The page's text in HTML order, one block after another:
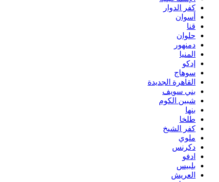
كفر الدوار
أسوان
قنا
حلوان
دمنهور
المنيا
إدكو
سوهاج
القاهرة الجديدة
بني سويف
شبين الكوم
بنها
طلخا
كفر الشيخ
ملوي
دكرنس
ادفو
بلبيس
العريش